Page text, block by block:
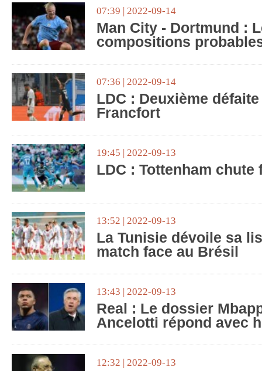
07:39 | 2022-09-14
Man City - Dortmund :
compositions
07:36 | 2022-09-14
LDC : Deuxième
Francfort
19:45 | 2022-09-13
LDC : Tottenham chute
13:52 | 2022-09-13
La Tunisie dévoile sa
match face au Brésil
13:43 | 2022-09-13
Real : Le dossier
Ancelotti répond avec
12:32 | 2022-09-13